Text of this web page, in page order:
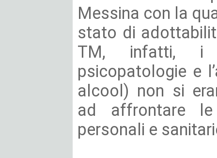
Messina con la
stato di
TM, infatti, i
psicopatologie e
alcool) non si
ad affrontare le
personali e